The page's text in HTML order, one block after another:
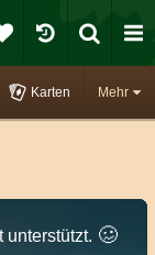
Mehr
Karten
unterstützt. 🥴️